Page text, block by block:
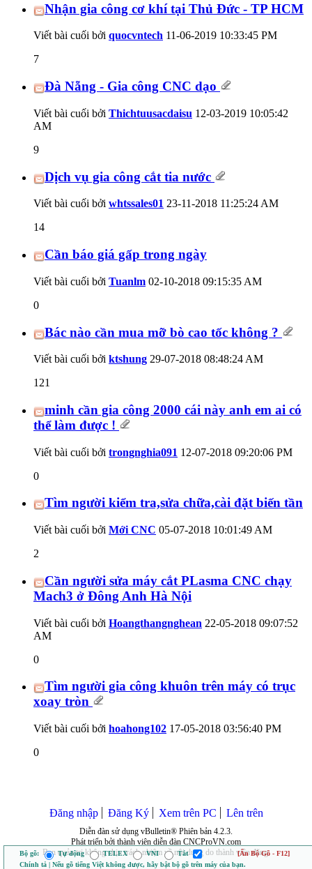
Nhận gia công cơ khí tại Thủ Đức - TP HCM
Viết bài cuối bởi quocvntech 11-06-2019 10:33:45 PM
7
Đà Nẵng - Gia công CNC dạo
Viết bài cuối bởi Thichtuusacdaisu 12-03-2019 10:05:42
AM
9
Dịch vụ gia công cắt tia nước
Viết bài cuối bởi whtssales01 23-11-2018 11:25:24 AM
14
Cần báo giá gấp trong ngày
Viết bài cuối bởi Tuanlm 02-10-2018 09:15:35 AM
0
Bác nào cần mua mỡ bò cao tốc không ?
Viết bài cuối bởi ktshung 29-07-2018 08:48:24 AM
121
minh cần gia công 2000 cái này anh em ai có
thể làm được !
Viết bài cuối bởi trongnghia091 12-07-2018 09:20:06 PM
0
Tìm người kiểm tra,sửa chữa,cài đặt biến tần
Viết bài cuối bởi Mới CNC 05-07-2018 10:01:49 AM
2
Cần người sửa máy cắt PLasma CNC chạy
Mach3 ở Đông Anh Hà Nội
Viết bài cuối bởi Hoangthangnghean 22-05-2018 09:07:52
AM
0
Tìm người gia công khuôn trên máy có trục
xoay tròn
Viết bài cuối bởi hoahong102 17-05-2018 03:56:40 PM
0
Đăng nhập Đăng Ký Xem trên PC Lên trên
Diễn đàn sử dụng vBulletin® Phiên bản 4.2.3.
Phát triển bởi thành viên diễn đàn CNCProVN.com
Ban quản trị không chịu trách nhiệm về nội dung do thành viên đăng.
Bộ gõ: Tự động TELEX VNI Tắt
[Ẩn Bộ Gõ - F12]
Chính tả | Nếu gõ tiếng Việt không được, hãy bật bộ gõ trên máy của bạn.